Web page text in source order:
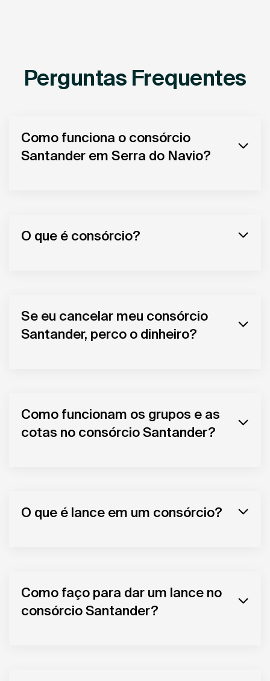
Perguntas Frequentes
Como funciona o consórcio
Santander em Serra do Navio?
O que é consórcio?
Se eu cancelar meu consórcio
Santander, perco o dinheiro?
Como funcionam os grupos e as
cotas no consórcio Santander?
O que é lance em um consórcio?
Como faço para dar um lance no
consórcio Santander?